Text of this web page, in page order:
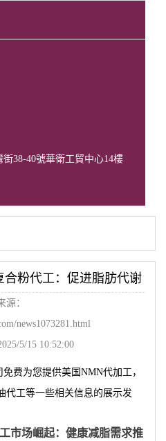
38-40號華衛工貿中心14樓
合粉代工：促进脂肪代谢
源：
news1073281.html
5/15 10:52:00
免费为您提供美国NMN代加工 ，
代工等一些相关信息的展示发
市场崛起：健康减脂需求推